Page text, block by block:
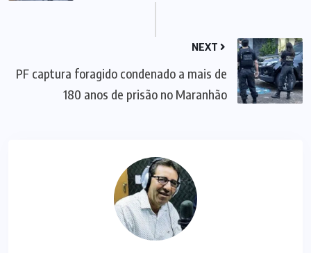
NEXT
PF captura foragido condenado a mais de
180 anos de prisão no Maranhão